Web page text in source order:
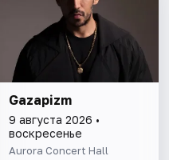
Gazapizm
9 августа 2026 •
воскресенье
Aurora Concert Hall